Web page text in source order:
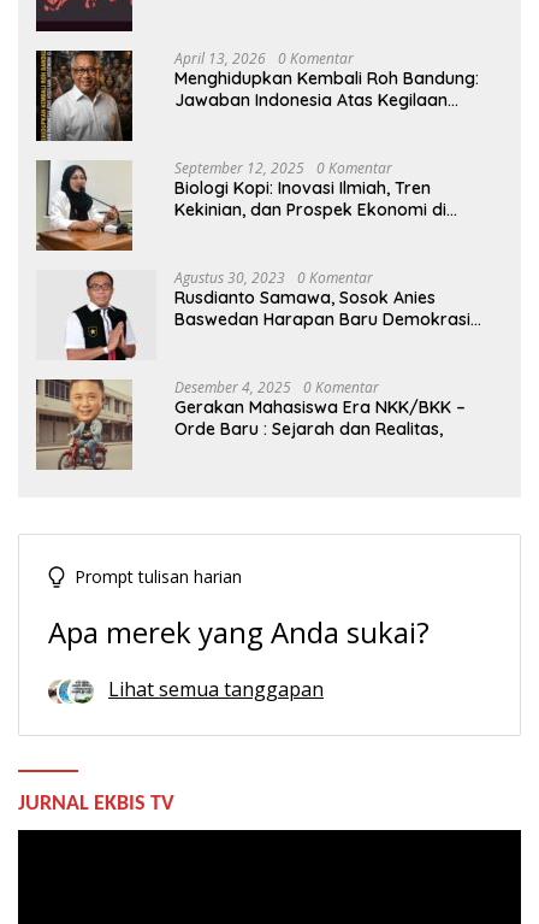
April 13, 2026 0 Komentar
Menghidupkan Kembali Roh Bandung:
Jawaban Indonesia Atas Kegilaan
September 12, 2025 0 Komentar
Biologi Kopi: Inovasi Ilmiah, Tren
Kekinian, dan Prospek Ekonomi di
Agustus 30, 2023 0 Komentar
Rusdianto Samawa, Sosok Anies
Baswedan Harapan Baru Demokrasi
Desember 4, 2025 0 Komentar
Gerakan Mahasiswa Era NKK/BKK –
Orde Baru : Sejarah dan Realitas,
Prompt tulisan harian
Apa merek yang Anda sukai?
Lihat semua tanggapan
JURNAL EKBIS TV